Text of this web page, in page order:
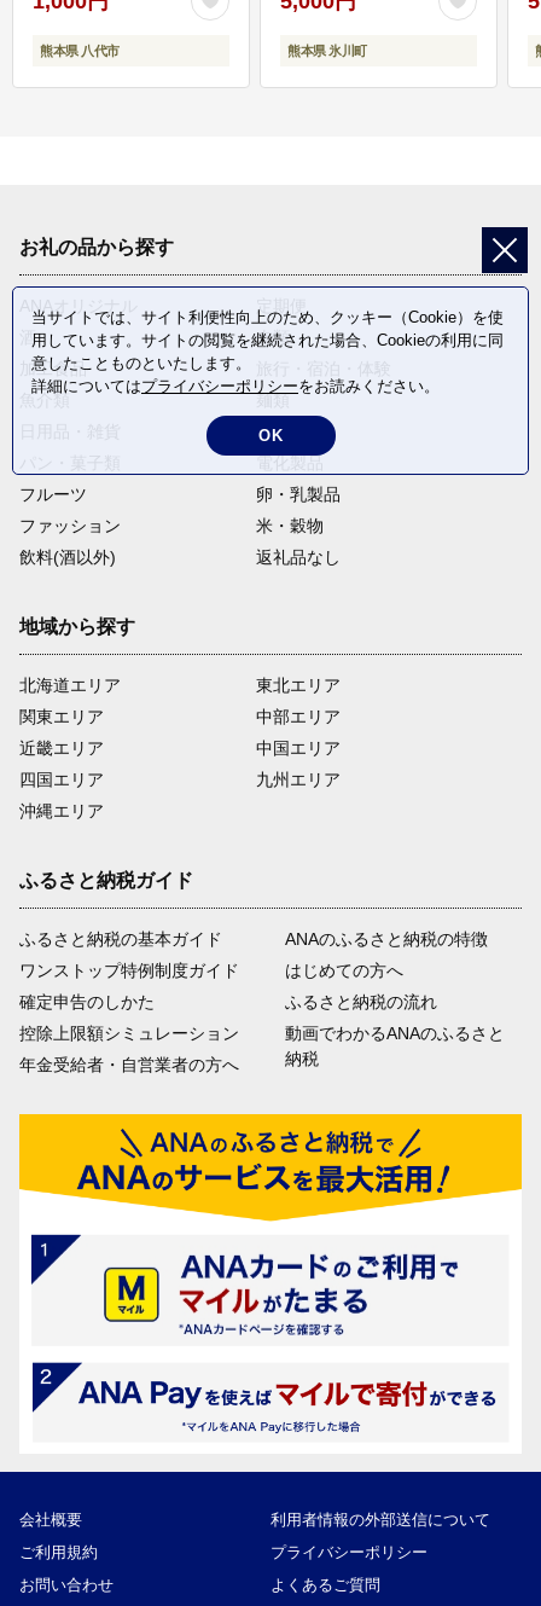
熊本県 八代市 熊本県 氷川町
お礼の品から探す
ANAオリジナル
定期便
酒
肉類
加工食品
魚介類
麺類
野菜
フルーツ
卵・乳製品
ファッション
米・穀物
飲料(酒以外)
返礼品なし
地域から探す
北海道エリア
関東エリア
近畿エリア
四国エリア
沖縄エリア
東北エリア
中部エリア
中国エリア
九州エリア
ふるさと納税ガイド
ふるさと納税の基本ガイド
ワンストップ特例制度ガイド
確定申告のしかた
控除上限額シミュレーション
年金受給者・自営業者の方へ
ANAのふるさと納税の特徴
はじめての方へ
ふるさと納税の流れ
動画でわかるANAのふるさと
納税
会社概要
利用者情報の外部送信について
ご利用規約
プライバシーポリシー
お問い合わせ
よくあるご質問
当サイトでは、サイト利便性向上のため、クッキー（Cookie）を使
用しています。サイトの閲覧を継続された場合、Cookieの利用に同
意したことものといたします。
詳細についてはプライバシーポリシーをお読みください。
OK